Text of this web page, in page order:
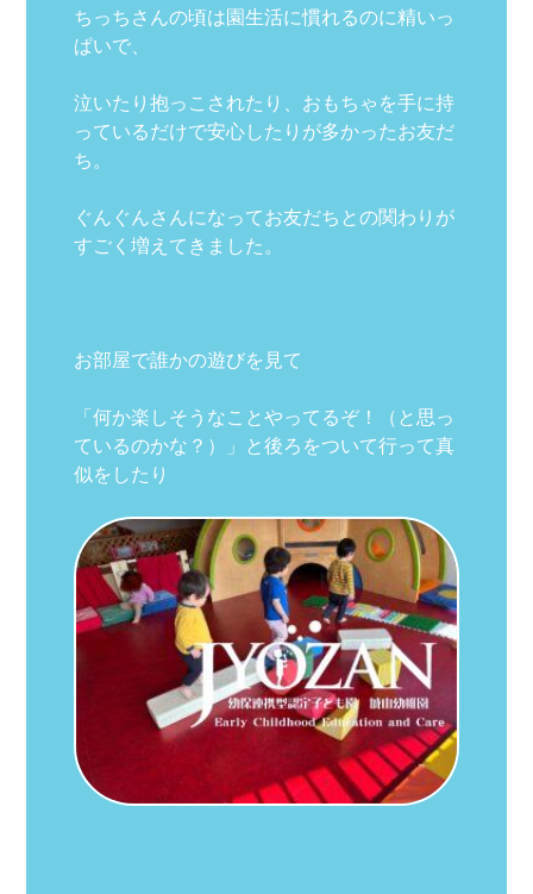
ちっちさんの頃は園生活に慣れるのに精いっ
ぱいで、
泣いたり抱っこされたり、おもちゃを手に持
っているだけで安心したりが多かったお友だ
ち。
ぐんぐんさんになってお友だちとの関わりが
すごく増えてきました。
お部屋で誰かの遊びを見て
「何か楽しそうなことやってるぞ！（と思っ
ているのかな？）」と後ろをついて行って真
似をしたり